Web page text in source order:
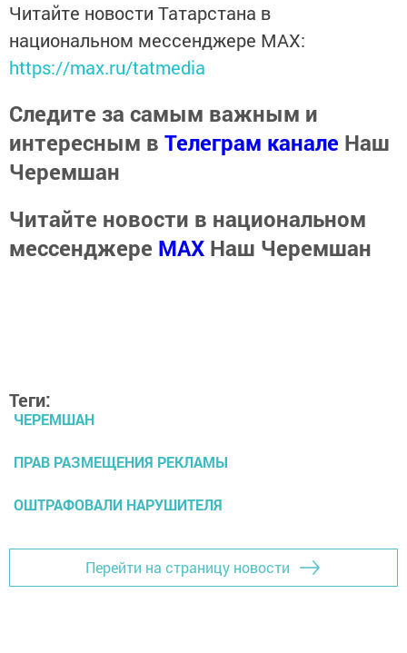
Читайте новости Татарстана в
национальном мессенджере MАХ:
https://max.ru/tatmedia
Следите за самым важным и
интересным в Телеграм канале Наш
Черемшан
Читайте новости в национальном
мессенджере MАХ Наш Черемшан
Теги:
ЧЕРЕМШАН
ПРАВ РАЗМЕЩЕНИЯ РЕКЛАМЫ
ОШТРАФОВАЛИ НАРУШИТЕЛЯ
Перейти на страницу новости